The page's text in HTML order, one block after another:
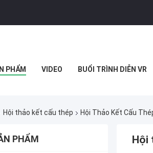
PHẨM VIDEO BUỔI TRÌNH DIỄN VR
Hội thảo kết cấu thép Hội Thảo Kết Cấu
PHẨM Hội